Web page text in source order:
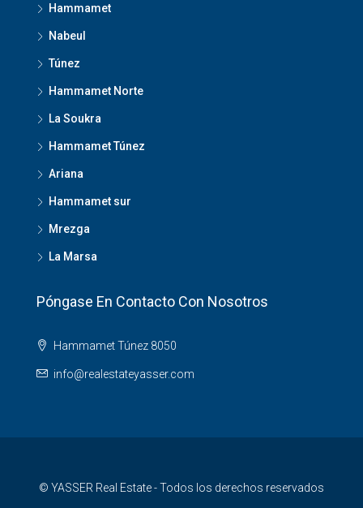
Hammamet
Nabeul
Túnez
Hammamet Norte
La Soukra
Hammamet Túnez
Ariana
Hammamet sur
Mrezga
La Marsa
Póngase En Contacto Con Nosotros
Hammamet Túnez 8050
info@realestateyasser.com
© YASSER Real Estate - Todos los derechos reservados